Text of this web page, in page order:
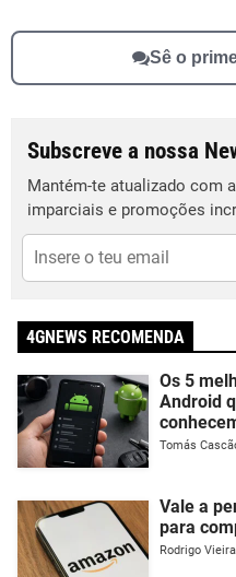
Sê o
Subscreve a nossa
Mantém-te atualizado com
imparciais e promoções
4GNEWS RECOMENDA
Os 5
Android
Tomás
Vale a
para
Rodrigo Vieira